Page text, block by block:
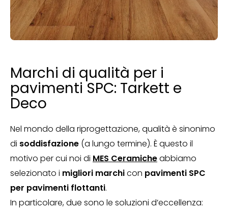
Marchi di qualità per i
pavimenti SPC: Tarkett e
Deco
Nel mondo della riprogettazione, qualità è sinonimo
di soddisfazione (a lungo termine). È questo il
motivo per cui noi di MES Ceramicheabbiamo
selezionato i migliori marchicon pavimenti SPC
per pavimenti flottanti.
In particolare, due sono le soluzioni d’eccellenza: